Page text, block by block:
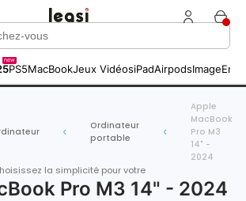
new
PS5MacBookJeux VidéosiPadAirpodsImage
Ordinateur
portable
Apple
MacBook
Pro M3
14" -
2024
la simplicité pour votre
Pro M3 14" - 2024